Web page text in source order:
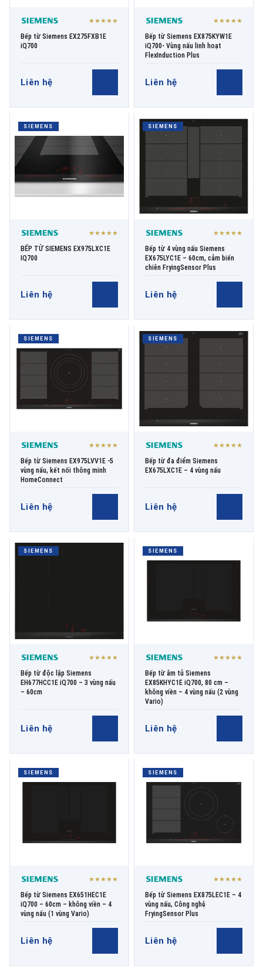
★★★★★
Bếp từ Siemens EX275FXB1E
iQ700
Liên hệ
★★★★★
Bếp từ Siemens EX875KYW1E
iQ700- Vùng nấu linh hoạt
FlexInduction Plus
Liên hệ
SIEMENS
★★★★★
BẾP TỪ SIEMENS EX975LXC1E
IQ700
Liên hệ
SIEMENS
★★★★★
Bếp từ 4 vùng nấu Siemens
EX675LYC1E – 60cm, cảm biến
chiên FryingSensor Plus
Liên hệ
SIEMENS
★★★★★
Bếp từ Siemens EX975LVV1E -5
vùng nấu, kết nối thông minh
HomeConnect
Liên hệ
SIEMENS
★★★★★
Bếp từ đa điểm Siemens
EX675LXC1E – 4 vùng nấu
Liên hệ
SIEMENS
★★★★★
Bếp từ độc lập Siemens
EH677HCC1E iQ700 – 3 vùng nấu
– 60cm
Liên hệ
SIEMENS
★★★★★
Bếp từ âm tủ Siemens
EX85KHYC1E iQ700, 80 cm –
không viền – 4 vùng nấu (2 vùng
Vario)
Liên hệ
SIEMENS
★★★★★
Bếp từ Siemens EX651HEC1E
iQ700 – 60cm – không viền – 4
vùng nấu (1 vùng Vario)
Liên hệ
SIEMENS
★★★★★
Bếp từ Siemens EX875LEC1E – 4
vùng nấu, Công nghệ
FryingSensor Plus
Liên hệ